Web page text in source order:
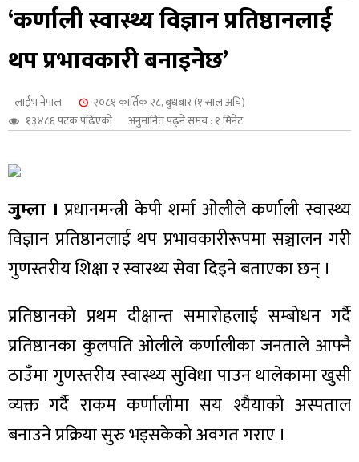
‘कर्णाली स्वास्थ्य विज्ञान प्रतिष्ठानलाई
थप प्रभावकारी बनाइनेछ’
लाईभ नेपाल
२०८१ कार्तिक २८, बुधबार (१ साल अघि)
१३४८६ पटक पढिएको
अनुमानित पढ्ने समय : १ मिनेट
जुम्ला । प्रधानमन्त्री केपी शर्मा ओलीले कर्णाली स्वास्थ्य
विज्ञान प्रतिष्ठानलाई थप प्रभावकारीरूपमा सञ्चालन गरी
गुणस्तरीय शिक्षा र स्वास्थ्य सेवा दिइने बताएका छन् ।
प्रतिष्ठानको प्रथम दीक्षान्त समारोहलाई सम्बोधन गर्दै
प्रतिष्ठानका कुलपति ओलीले कर्णालीका जनताले आफ्नै
ठाउँमा गुणस्तरीय स्वास्थ्य सुविधा पाउन थालेकामा खुसी
व्यक्त गर्दै राकम कर्णालीमा सय श्यैयाको अस्पताल
बनाउने प्रक्रिया सुरु भइसकेको अवगत गराए ।